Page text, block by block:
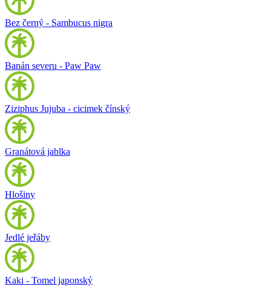
Bez černý - Sambucus nigra
Banán severu - Paw Paw
Ziziphus Jujuba - cicimek čínský
Granátová jablka
Hlošiny
Jedlé jeřáby
Kaki - Tomel japonský